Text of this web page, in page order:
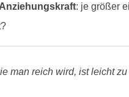
: je größer
man reich wird, ist leicht